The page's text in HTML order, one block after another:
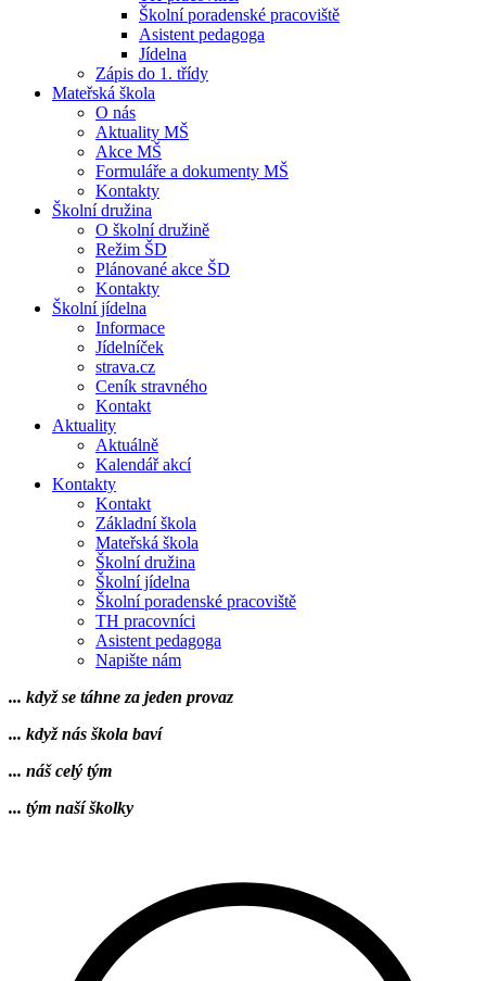
Školní poradenské pracoviště
Asistent pedagoga
Jídelna
Zápis do 1. třídy
Mateřská škola
O nás
Aktuality MŠ
Akce MŠ
Formuláře a dokumenty MŠ
Kontakty
Školní družina
O školní družině
Režim ŠD
Plánované akce ŠD
Kontakty
Školní jídelna
Informace
Jídelníček
strava.cz
Ceník stravného
Kontakt
Aktuality
Aktuálně
Kalendář akcí
Kontakty
Kontakt
Základní škola
Mateřská škola
Školní družina
Školní jídelna
Školní poradenské pracoviště
TH pracovníci
Asistent pedagoga
Napište nám
... když se táhne za jeden provaz
... když nás škola baví
... náš celý tým
... tým naší školky